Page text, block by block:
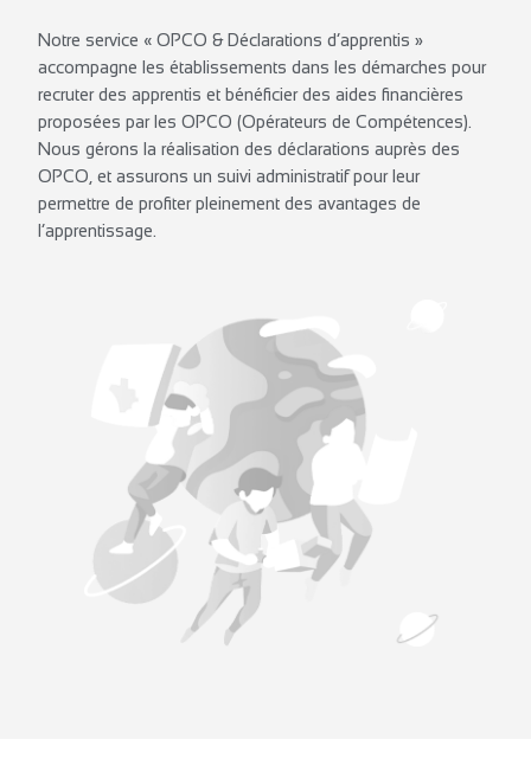
Notre service « OPCO & Déclarations d’apprentis »
accompagne les établissements dans les démarches pour
recruter des apprentis et bénéficier des aides financières
proposées par les OPCO (Opérateurs de Compétences).
Nous gérons la réalisation des déclarations auprès des
OPCO, et assurons un suivi administratif pour leur
permettre de profiter pleinement des avantages de
l’apprentissage.